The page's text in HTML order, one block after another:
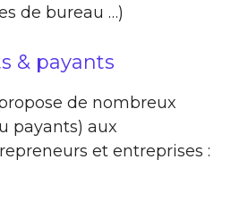
de bureau …)
& payants
de nombreux
payants) aux
et entreprises :